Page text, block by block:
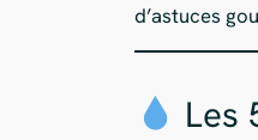
d’astuces
Les